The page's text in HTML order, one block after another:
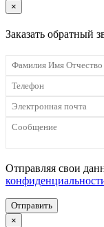
×
Заказать обратный
Отправляя свои
Отправить
×